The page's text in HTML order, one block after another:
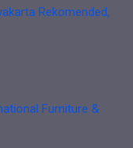
Rekomended,
Furniture &